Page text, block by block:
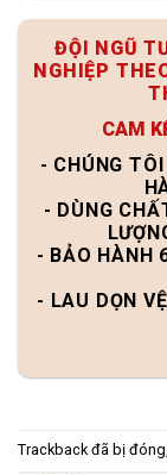
ĐỘI NGŨ
NGHIỆP
CAM
- CHÚNG
- DÙNG
- BẢO HÀNH
- LAU DỌN
Trackback đã bị